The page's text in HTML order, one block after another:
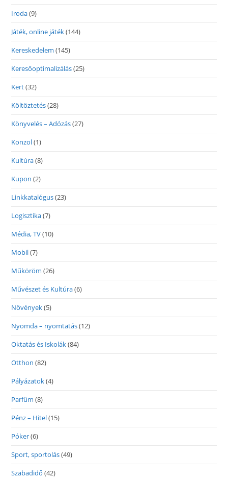
Iroda(9)
Játék, online játék(144)
Kereskedelem (145)
Keresőoptimalizálás(25)
Kert(32)
Költöztetés(28)
Könyvelés – Adózás(27)
Konzol(1)
Kultúra(8)
Kupon (2)
Linkkatalógus(23)
Logisztika(7)
Média, TV(10)
Mobil(7)
Műköröm (26)
Művészet és Kultúra(6)
Növények(5)
Nyomda – nyomtatás(12)
Oktatás és Iskolák(84)
Otthon (82)
Pályázatok(4)
Parfüm (8)
Pénz – Hitel(15)
Póker(6)
Sport, sportolás(49)
Szabadidő (42)